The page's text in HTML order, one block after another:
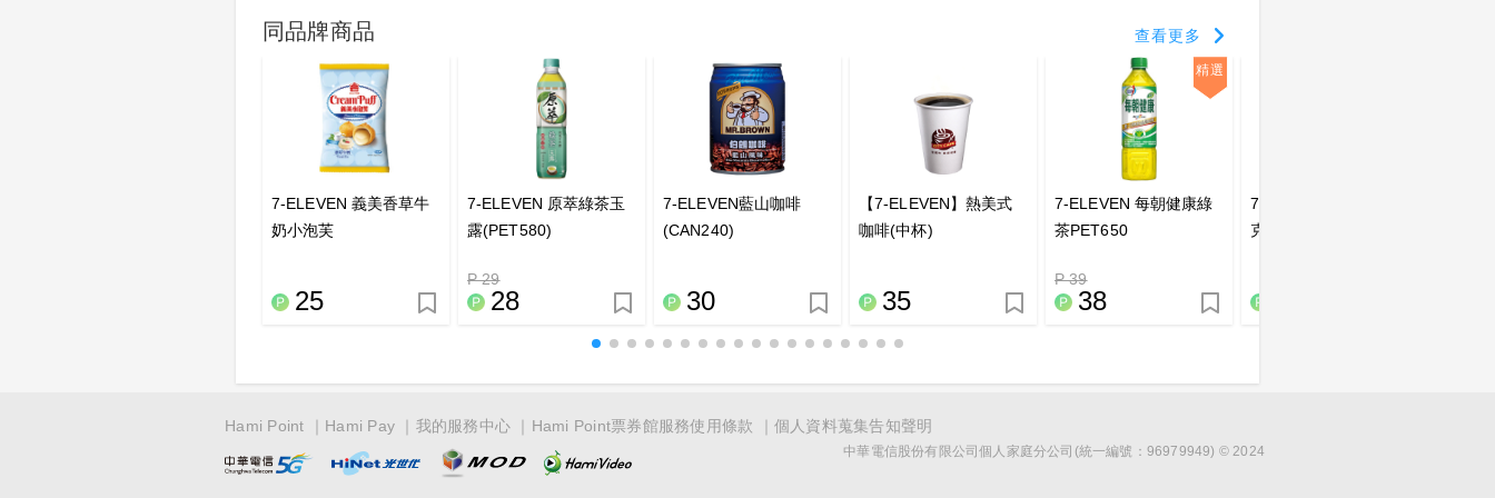
同品牌商品 查看更多
7-ELEVEN 義美香草牛
奶小泡芙
25
7-ELEVEN 原萃綠茶玉
露(PET580)
P 29
28
7-ELEVEN藍山咖啡
(CAN240)
30
【7-ELEVEN】熱美式
咖啡(中杯)
35
精選
7-ELEVEN 每朝健康綠
茶PET650
P 39
38
7-ELEVEN 義美特濃巧
克力小泡芙
Hami Point Hami Pay 我的服務中心 Hami Point票券館服務使用條款 個人資料蒐集告知聲明
中華電信股份有限公司個人家庭分公司(統一編號：96979949) © 2024